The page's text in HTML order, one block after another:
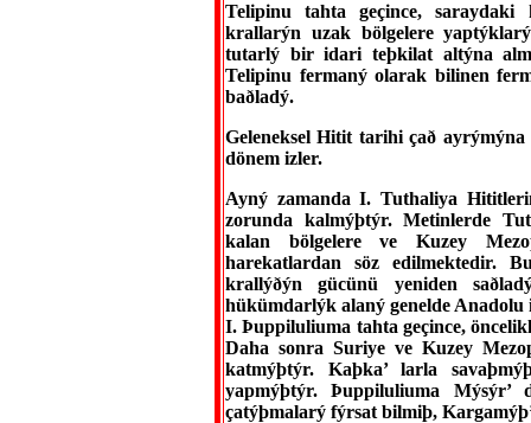
Telipinu tahta geçince,
krallarýn uzak bölgelere
tutarlý bir idari teþkilat altýna
Telipinu fermaný olarak bilinen
baðladý.
Geleneksel Hitit tarihi çað
dönem izler.
Ayný zamanda I. Tuthaliya
zorunda kalmýþtýr. Metinlerde
kalan bölgelere ve Kuzey
harekatlardan söz edilmektedir.
krallýðýn gücünü yeniden
hükümdarlýk alaný genelde
I. Þuppiluliuma tahta geçince,
Daha sonra Suriye ve Kuzey
katmýþtýr. Kaþka’ larla
yapmýþtýr. Þuppiluliuma Mýsýr’
çatýþmalarý fýrsat bilmiþ,